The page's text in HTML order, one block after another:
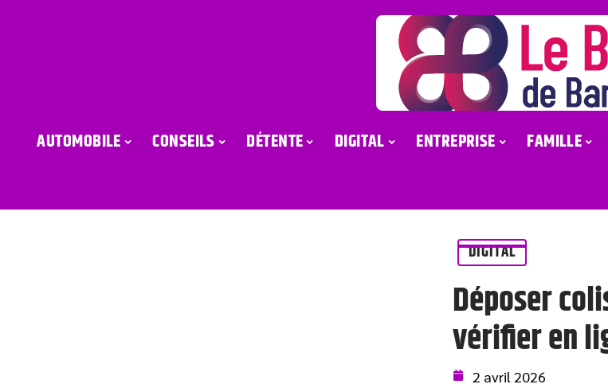
AUTOMOBILE CONSEILS DÉTENTE DIGITAL ENTREPRISE FAMILLE
DIGITAL
Déposer
vérifier en
2 avril 2026